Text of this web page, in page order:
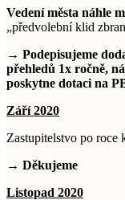
Vedení města náhle
„předvolební klid
→ Podepisujeme
přehledů 1x ročně,
poskytne dotaci na
Září 2020
Zastupitelstvo po roce
→ Děkujeme
Listopad 2020